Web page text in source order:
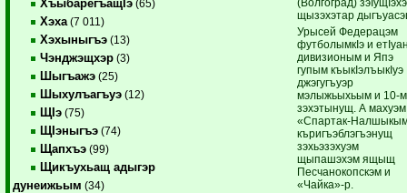
ХъыбарегъащIэ (65)
Хэха (7 011)
Хэхыныгъэ (13)
Чэнджэщхэр (3)
Шыгъажэ (25)
Шыхулъагъуэ (12)
ЩIэ (75)
ЩIэныгъэ (74)
Щапхъэ (99)
Щикъухьащ адыгэр
дунеижьым (34)
щызэхэтар
Урысей Федерацэм
футболымкIэ и
дивизионым и Япэ
гупым къыкIэлъыкIуэ
джэгугъуэр
мэлыжьыхьым и 10-м
зэхэтынущ. А махуэм
«Спартак-
къригъэблэгъэнущ
зэхьэзэхуэм
щыпашэхэм ящыщ
Песчанокопскэм и
«Чайка»-р.